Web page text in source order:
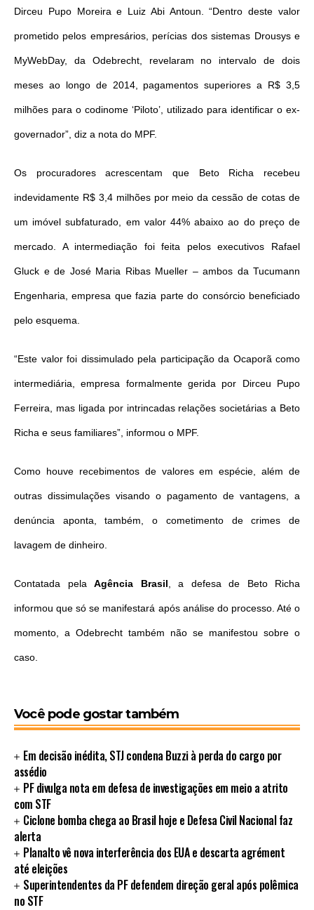
Dirceu Pupo Moreira e Luiz Abi Antoun. “Dentro deste valor
prometido pelos empresários, perícias dos sistemas Drousys e
MyWebDay, da Odebrecht, revelaram no intervalo de dois
meses ao longo de 2014, pagamentos superiores a R$ 3,5
milhões para o codinome ‘Piloto’, utilizado para identificar o ex-
governador”, diz a nota do MPF.
Os procuradores acrescentam que Beto Richa recebeu
indevidamente R$ 3,4 milhões por meio da cessão de cotas de
um imóvel subfaturado, em valor 44% abaixo ao do preço de
mercado. A intermediação foi feita pelos executivos Rafael
Gluck e de José Maria Ribas Mueller – ambos da Tucumann
Engenharia, empresa que fazia parte do consórcio beneficiado
pelo esquema.
“Este valor foi dissimulado pela participação da Ocaporã como
intermediária, empresa formalmente gerida por Dirceu Pupo
Ferreira, mas ligada por intrincadas relações societárias a Beto
Richa e seus familiares”, informou o MPF.
Como houve recebimentos de valores em espécie, além de
outras dissimulações visando o pagamento de vantagens, a
denúncia aponta, também, o cometimento de crimes de
lavagem de dinheiro.
Contatada pela Agência Brasil, a defesa de Beto Richa
informou que só se manifestará após análise do processo. Até o
momento, a Odebrecht também não se manifestou sobre o
caso.
Você pode gostar também
Em decisão inédita, STJ condena Buzzi à perda do cargo por
assédio
PF divulga nota em defesa de investigações em meio a atrito
com STF
Ciclone bomba chega ao Brasil hoje e Defesa Civil Nacional faz
alerta
Planalto vê nova interferência dos EUA e descarta agrément
até eleições
Superintendentes da PF defendem direção geral após polêmica
no STF